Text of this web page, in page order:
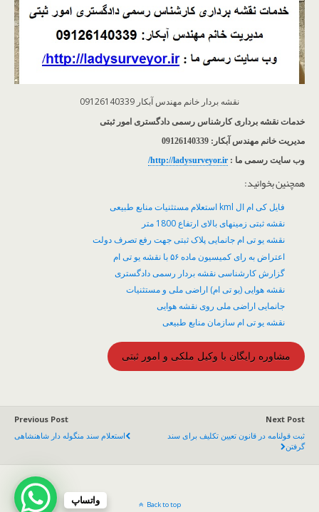
نقشه بردار خانم مهندس آبکار 09126140339
خدمات نقشه برداری کارشناس رسمی دادگستری امور ثبتی
مدیریت خانم مهندس آبکار: 09126140339
وب سایت رسمی ما : http://ladysurveyor.ir/
همچنین بخوانید:
فایل کی ام ال kml استعلام مستثنیات منابع طبیعی
نقشه ثبتی زمینهای بالای ارتفاع 1800 متر
نقشه یو تی ام جانمایی پلاک ثبتی جهت رفع تصرف دولت
اعتراض به رای کمیسیون ماده ۵۶ با نقشه یو تی ام
گزارش کارشناسی نقشه بردار رسمی دادگستری
نقشه هوایی (یو تی ام) اراضی ملی و مستثنیات
جانمایی اراضی ملی روی نقشه هوایی
نقشه یو تی ام سازمان منابع طبیعی
مشاوره رایگان با وکیل ملکی و امور ثبتی
Previous Post
استعلام سند منگوله دار شاهنشاهی
Next Post
ثبت قولنامه در قانون تعیین تکلیف برای سند
گرفتن
Back to top واتساپ